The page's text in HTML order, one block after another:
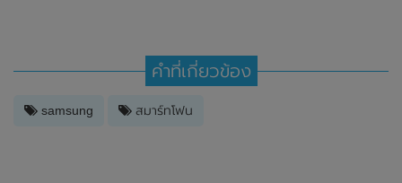
คำที่เกี่ยวข้อง
samsung สมาร์ทโฟน